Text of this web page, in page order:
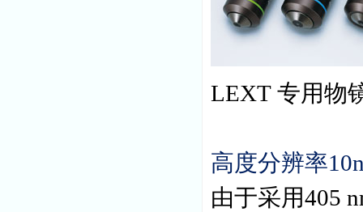
LEXT 专用
高度分辨率
由于采用405